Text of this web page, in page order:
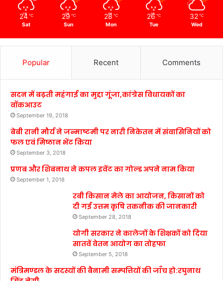
24 ℃
Sat
29 ℃
Sun
28 ℃
Mon
26 ℃
Tue
32 ℃
Wed
Popular Recent Comments
सदन में बढ़ती महंगाई का मुद्दा गूंजा,कांग्रेस विधायकों का
वॉकआउट
September 19, 2018
बेबी रानी मौर्य ने जन्माष्टमी पर नारी निकेतन में संवासिनियों को
फल एवं मिष्ठान भेंट किया
September 3, 2018
प्रणब और शिबनाथ ने कपल इवेंट का गोल्ड अपने नाम किया
September 1, 2018
रबी किसान मेले का आयोजन, किसानों को
दी गई उत्तम कृषि तकनीक की जानकारी
September 28, 2018
योगी सरकार ने कालेजों के शिक्षकों को दिया
सातवें वेतन आयोग का तोहफा
September 5, 2018
मंत्रिमण्डल के सदस्यों की बैनामी सम्पत्तियों की जाँच हो:रघुनाथ